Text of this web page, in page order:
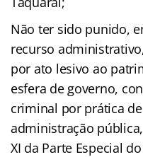
Não ter sido punido,
recurso
por ato lesivo ao
esfera de governo,
criminal por prática
administração
XI da Parte Especial